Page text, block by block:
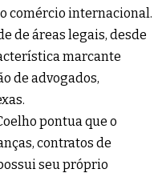
comércio internacional.
de áreas legais, desde
marcante
de advogados,
pontua que o
contratos de
seu próprio